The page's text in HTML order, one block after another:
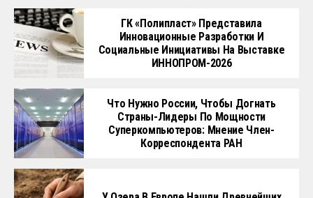
ГК «Полипласт» Представила
Инновационные Разработки И
Социальные Инициативы На Выставке
ИННОПРОМ-2026
Что Нужно России, Чтобы Догнать
Страны-Лидеры По Мощности
Суперкомпьютеров: Мнение Член-
Корреспондента РАН